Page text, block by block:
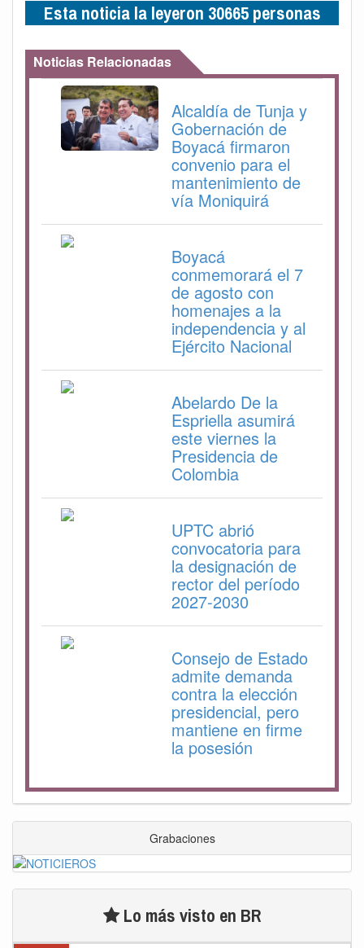
Esta noticia la leyeron 30665 personas
Noticias Relacionadas
Alcaldía de Tunja y
Gobernación de
Boyacá firmaron
convenio para el
mantenimiento de
vía Moniquirá
Boyacá
conmemorará el 7
de agosto con
homenajes a la
independencia y al
Ejército Nacional
Abelardo De la
Espriella asumirá
este viernes la
Presidencia de
Colombia
UPTC abrió
convocatoria para
la designación de
rector del período
2027-2030
Consejo de Estado
admite demanda
contra la elección
presidencial, pero
mantiene en firme
la posesión
Grabaciones
Lo más visto en BR